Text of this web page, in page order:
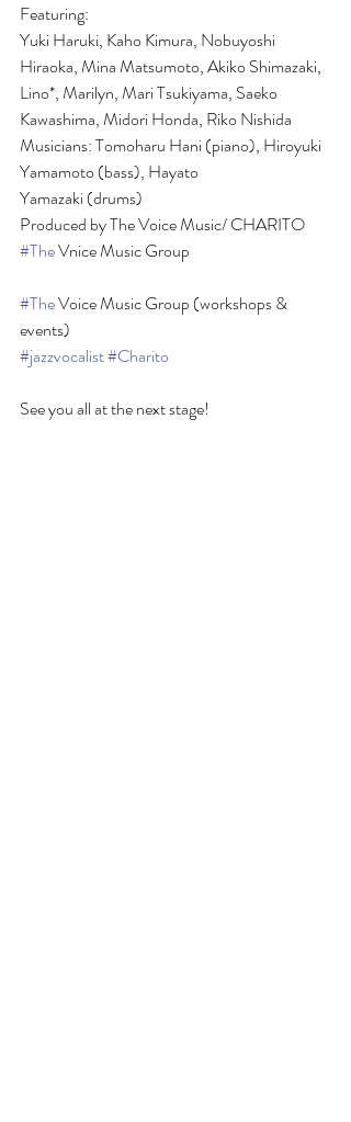
Featuring:
Yuki Haruki, Kaho Kimura, Nobuyoshi
Hiraoka, Mina Matsumoto, Akiko Shimazaki,
Lino*, Marilyn, Mari Tsukiyama, Saeko
Kawashima, Midori Honda, Riko Nishida
Musicians: Tomoharu Hani (piano), Hiroyuki
Yamamoto (bass), Hayato
Yamazaki (drums)
Produced by The Voice Music/ CHARITO
#The Vnice Music Group
#The Voice Music Group (workshops &
events)
#jazzvocalist#Charito
See you all at the next stage!